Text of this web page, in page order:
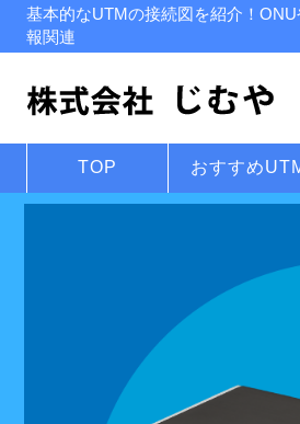
基本的なUTMの接続図を紹介！
報関連
TOP おすすめ